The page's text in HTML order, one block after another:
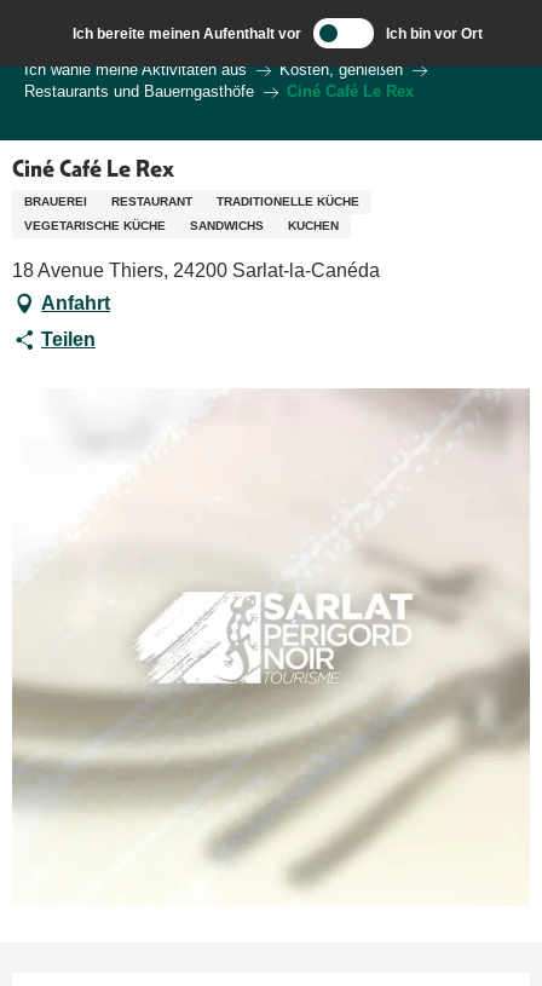
contenu
principal
Ich bereite meinen Aufenthalt vor Ich bin vor Ort
Ich wähle meine Aktivitäten aus
Kosten, genießen
Restaurants und Bauerngasthöfe
Ciné Café Le Rex
Ciné Café Le Rex
BRAUEREI RESTAURANT
TRADITIONELLE KÜCHE
VEGETARISCHE KÜCHE
SANDWICHS KUCHEN
18 Avenue Thiers, 24200 Sarlat-la-Canéda
Anfahrt
Teilen